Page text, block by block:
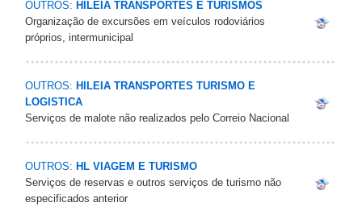
OUTROS: HILEIA TRANSPORTES E TURISMOS
Organização de excursões em veículos rodoviários
próprios, intermunicipal
OUTROS: HILEIA TRANSPORTES TURISMO E
LOGISTICA
Serviços de malote não realizados pelo Correio Nacional
OUTROS: HL VIAGEM E TURISMO
Serviços de reservas e outros serviços de turismo não
especificados anterior